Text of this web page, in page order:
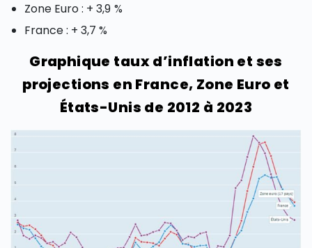
Zone Euro : + 3,9 %
France : + 3,7 %
Graphique taux d’inflation et ses
projections en France, Zone Euro et
États-Unis de 2012 à 2023